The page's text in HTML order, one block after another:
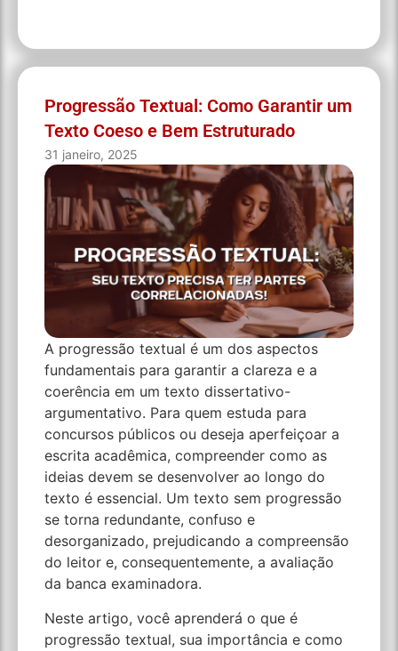
Progressão Textual: Como Garantir um
Texto Coeso e Bem Estruturado
31 janeiro, 2025
A progressão textual é um dos aspectos
fundamentais para garantir a clareza e a
coerência em um texto dissertativo-
argumentativo. Para quem estuda para
concursos públicos ou deseja aperfeiçoar a
escrita acadêmica, compreender como as
ideias devem se desenvolver ao longo do
texto é essencial. Um texto sem progressão
se torna redundante, confuso e
desorganizado, prejudicando a compreensão
do leitor e, consequentemente, a avaliação
da banca examinadora.
Neste artigo, você aprenderá o que é
progressão textual, sua importância e como